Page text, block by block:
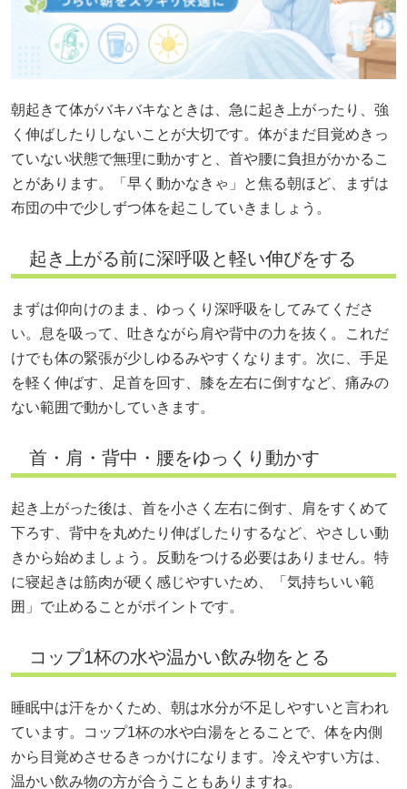
朝起きて体がバキバキなときは、急に起き上がったり、強
く伸ばしたりしないことが大切です。体がまだ目覚めきっ
ていない状態で無理に動かすと、首や腰に負担がかかるこ
とがあります。「早く動かなきゃ」と焦る朝ほど、まずは
布団の中で少しずつ体を起こしていきましょう。
起き上がる前に深呼吸と軽い伸びをする
まずは仰向けのまま、ゆっくり深呼吸をしてみてくださ
い。息を吸って、吐きながら肩や背中の力を抜く。これだ
けでも体の緊張が少しゆるみやすくなります。次に、手足
を軽く伸ばす、足首を回す、膝を左右に倒すなど、痛みの
ない範囲で動かしていきます。
首・肩・背中・腰をゆっくり動かす
起き上がった後は、首を小さく左右に倒す、肩をすくめて
下ろす、背中を丸めたり伸ばしたりするなど、やさしい動
きから始めましょう。反動をつける必要はありません。特
に寝起きは筋肉が硬く感じやすいため、「気持ちいい範
囲」で止めることがポイントです。
コップ1杯の水や温かい飲み物をとる
睡眠中は汗をかくため、朝は水分が不足しやすいと言われ
ています。コップ1杯の水や白湯をとることで、体を内側
から目覚めさせるきっかけになります。冷えやすい方は、
温かい飲み物の方が合うこともありますね。